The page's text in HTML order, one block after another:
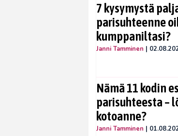
7 kysymystä
parisuhteenne
kumppaniltasi?
Janni Tamminen |
Nämä 11 kodin
parisuhteesta –
kotoanne?
Janni Tamminen |